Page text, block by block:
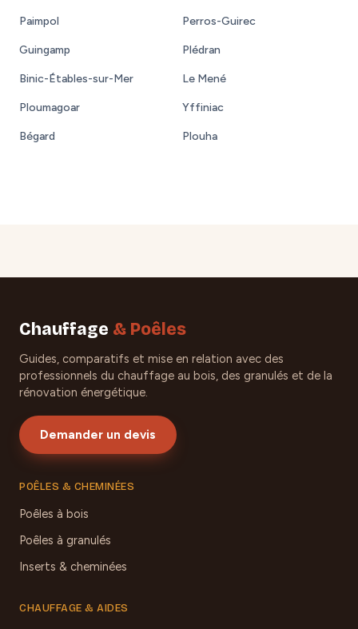
Paimpol Perros-Guirec
Guingamp Plédran
Binic-Étables-sur-Mer Le Mené
Ploumagoar Yffiniac
Bégard Plouha
Chauffage & Poêles
Guides, comparatifs et mise en relation avec des
professionnels du chauffage au bois, des granulés et de la
rénovation énergétique.
Demander un devis
POÊLES & CHEMINÉES
Poêles à bois
Poêles à granulés
Inserts & cheminées
CHAUFFAGE & AIDES